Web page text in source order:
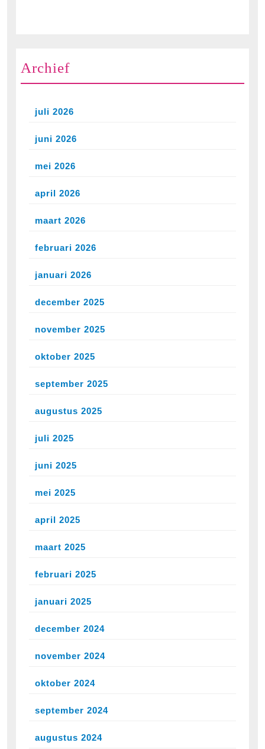
Archief
juli 2026
juni 2026
mei 2026
april 2026
maart 2026
februari 2026
januari 2026
december 2025
november 2025
oktober 2025
september 2025
augustus 2025
juli 2025
juni 2025
mei 2025
april 2025
maart 2025
februari 2025
januari 2025
december 2024
november 2024
oktober 2024
september 2024
augustus 2024